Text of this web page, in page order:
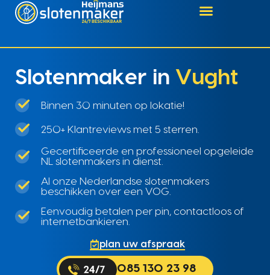
Slotenmaker in Vught
Binnen 30 minuten op lokatie!
250+ Klantreviews met 5 sterren.
Gecertificeerde en professioneel opgeleide
NL slotenmakers in dienst.
Al onze Nederlandse slotenmakers
beschikken over een VOG.
Eenvoudig betalen per pin, contactloos of
internetbankieren.
plan uw afspraak
085 130 23 98